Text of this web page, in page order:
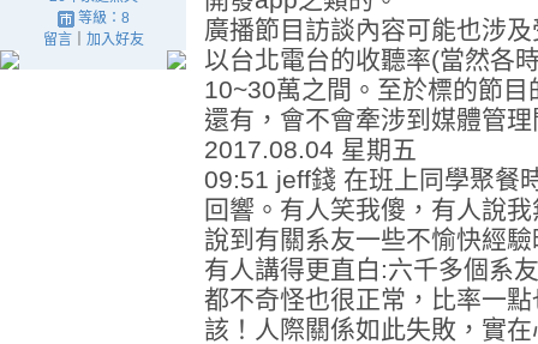
等級：8
留言｜ 加入好友
廣播節目訪談內容可能也涉
以台北電台的收聽率(當然各
10~30萬之間。至於標的節
還有，會不會牽涉到媒體管
2017.08.04 星期五
09:51 jeff錢 在班上同學聚餐
回響。有人笑我傻，有人說
說到有關系友一些不愉快經
有人講得更直白:六千多個系
都不奇怪也很正常，比率一
該！人際關係如此失敗，實